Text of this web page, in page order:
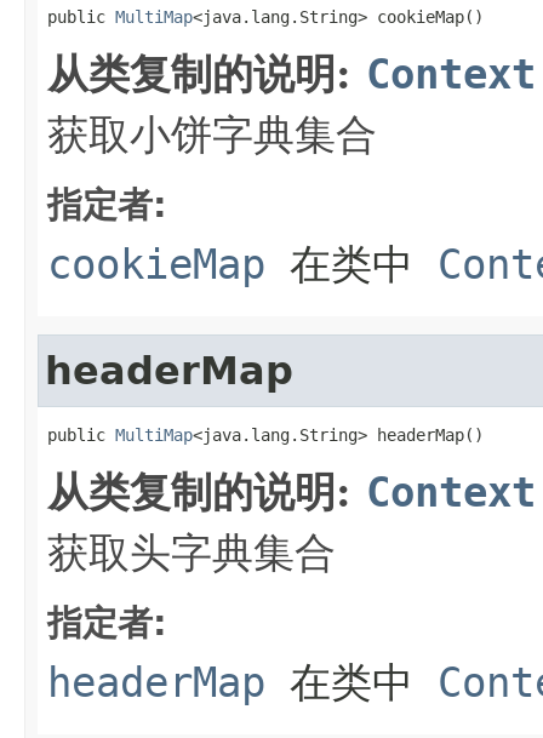
public MultiMap<java.lang.String> cookieMap()
从类复制的说明: Context
获取小饼字典集合
指定者:
cookieMap 在类中
headerMap
public MultiMap<java.lang.String> headerMap()
从类复制的说明: Context
获取头字典集合
指定者:
headerMap 在类中